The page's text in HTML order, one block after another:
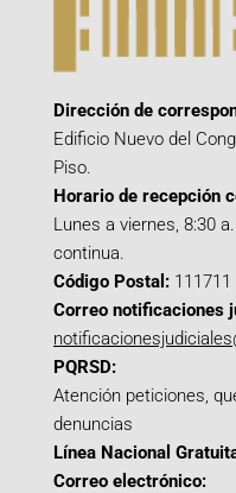
Dirección de
Edificio Nuevo del
Piso.
Horario de recepción
Lunes a viernes, 8:30
continua.
Código Postal: 111711
Correo notificaciones
PQRSD:
Atención peticiones,
denuncias
Línea Nacional
Correo electrónico: